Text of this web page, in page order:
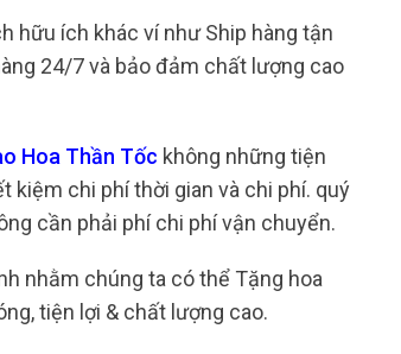
hữu ích khác ví như Ship hàng tận
24/7 và bảo đảm chất lượng cao
Hoa Thần Tốc không những tiện
kiệm chi phí thời gian và chi phí. quý
cần phải phí chi phí vận chuyển.
nhằm chúng ta có thể Tặng hoa
tiện lợi & chất lượng cao.